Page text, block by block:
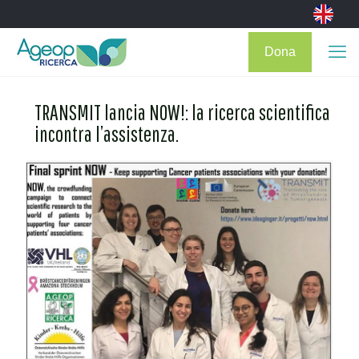
Dona
TRANSMIT lancia NOW!: la ricerca scientifica
incontra l’assistenza.